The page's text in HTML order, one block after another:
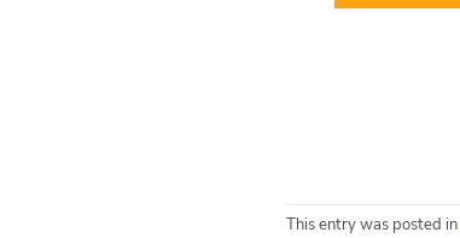
This entry was posted in